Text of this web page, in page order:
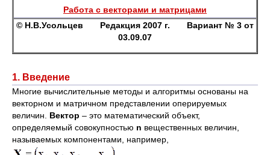
Работа с векторами и матрицами
© Н.В.Усольцев Редакция 2007 г. Вариант № 3 от
03.09.07
1. Введение
Многие вычислительные методы и алгоритмы основаны на
векторном и матричном представлении оперируемых
величин. Вектор – это математический объект,
определяемый совокупностью n вещественных величин,
называемых компонентами, например,